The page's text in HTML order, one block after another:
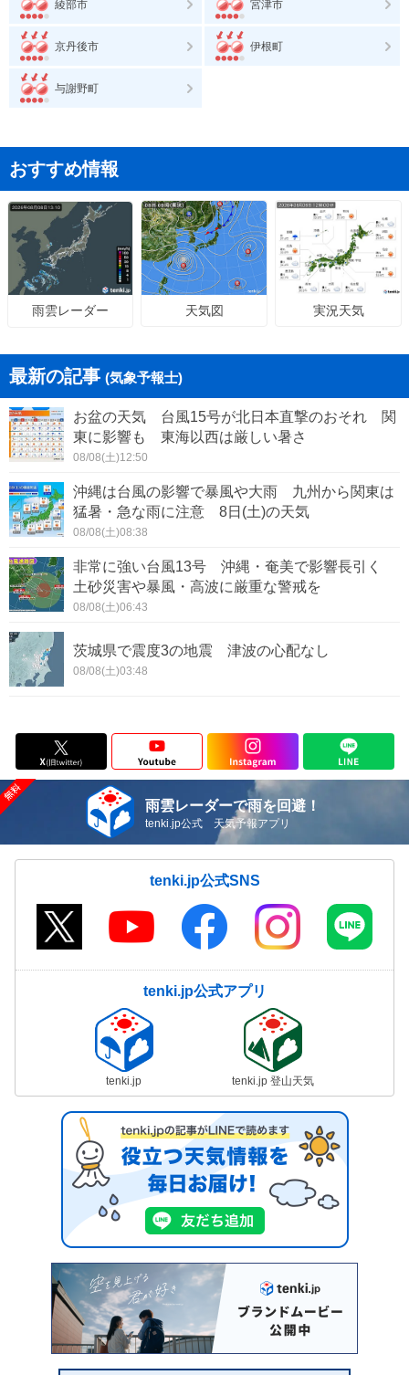
綾部市 宮津市
京丹後市 伊根町
与謝野町
おすすめ情報
雨雲レーダー 天気図 実況天気
最新の記事 (気象予報士)
お盆の天気 台風15号が北日本直撃のおそれ 関
東に影響も 東海以西は厳しい暑さ
08/08(土)12:50
沖縄は台風の影響で暴風や大雨 九州から関東は
猛暑・急な雨に注意 8日(土)の天気
08/08(土)08:38
非常に強い台風13号 沖縄・奄美で影響長引く
土砂災害や暴風・高波に厳重な警戒を
08/08(土)06:43
茨城県で震度3の地震 津波の心配なし
08/08(土)03:48
雨雲レーダーで雨を回避！
tenki.jp公式 天気予報アプリ
tenki.jp公式SNS
tenki.jp公式アプリ
tenki.jp tenki.jp 登山天気